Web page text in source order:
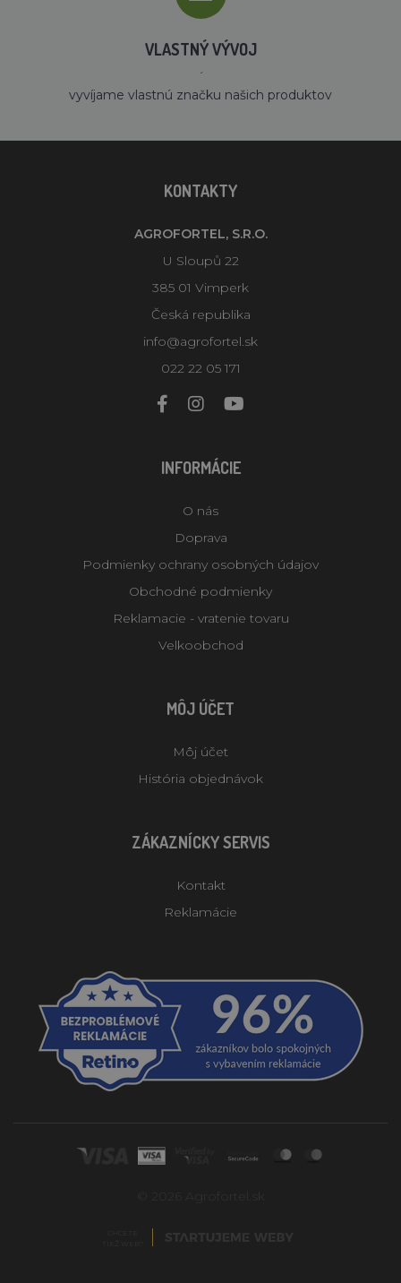
VLASTNÝ VÝVOJ
´
vyvíjame vlastnú značku našich produktov
KONTAKTY
AGROFORTEL, S.R.O.
U Sloupů 22
385 01 Vimperk
Česká republika
info@agrofortel.sk
022 22 05 171
INFORMÁCIE
O nás
Doprava
Podmienky ochrany osobných údajov
Obchodné podmienky
Reklamacie - vratenie tovaru
Velkoobchod
MÔJ ÚČET
Môj účet
História objednávok
ZÁKAZNÍCKY SERVIS
Kontakt
Reklamácie